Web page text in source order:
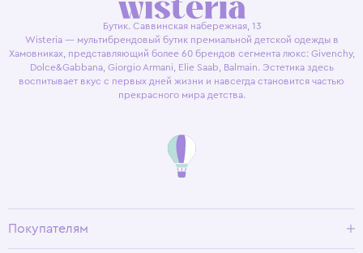
Бутик. Саввинская набережная, 13
Wisteria — мультибрендовый бутик премиальной детской одежды в
Хамовниках, представляющий более 60 брендов сегмента люкс: Givenchy,
Dolce&Gabbana, Giorgio Armani, Elie Saab, Balmain. Эстетика здесь
воспитывает вкус с первых дней жизни и навсегда становится частью
прекрасного мира детства.
Покупателям